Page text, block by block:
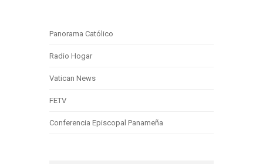
Panorama Católico
Radio Hogar
Vatican News
FETV
Conferencia Episcopal Panameña